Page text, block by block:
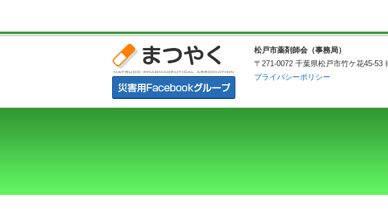
松戸市薬剤師会（事務局）
〒271-0072 千葉県松戸市竹ケ花45-53
プライバシーポリシー